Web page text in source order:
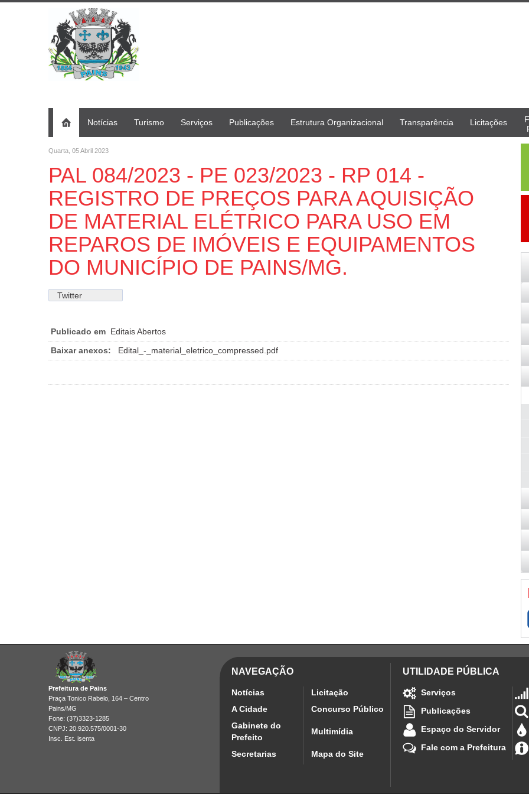
Notícias Turismo Serviços Publicações Estrutura Organizacional Transparência Licitações
Quarta, 05 Abril 2023
PAL 084/2023 - PE 023/2023 - RP 014 -
REGISTRO DE PREÇOS PARA AQUISIÇÃO
DE MATERIAL ELÉTRICO PARA USO EM
REPAROS DE IMÓVEIS E EQUIPAMENTOS
DO MUNICÍPIO DE PAINS/MG.
Twitter
Publicado em Editais Abertos
Baixar anexos:
Edital_-_material_eletrico_compressed.pdf
Prefeitura de Pains
Praça Tonico Rabelo, 164 – Centro
Pains/MG
Fone: (37)3323-1285
CNPJ: 20.920.575/0001-30
Insc. Est. isenta
NAVEGAÇÃO
Notícias
Licitação
A Cidade
Concurso Público
Gabinete do
Prefeito
Multimídia
Secretarias Mapa do Site
UTILIDADE PÚBLICA
Serviços
Publicações
Espaço do Servidor
Fale com a Prefeitura